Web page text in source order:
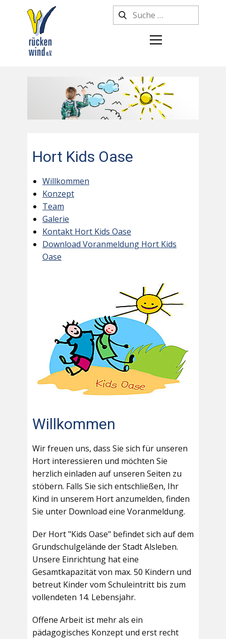
Hort Kids Oase
Willkommen
Konzept
Team
Galerie
Kontakt Hort Kids Oase
Download Voranmeldung Hort Kids
Oase
Willkommen
Wir freuen uns, dass Sie sich für unseren
Hort interessieren und möchten Sie
herzlich einladen auf unseren Seiten zu
stöbern. Falls Sie sich entschließen, Ihr
Kind in unserem Hort anzumelden, finden
Sie unter Download eine Voranmeldung.
Der Hort "Kids Oase" befindet sich auf dem
Grundschulgelände der Stadt Alsleben.
Unsere Einrichtung hat eine
Gesamtkapazität von max. 50 Kindern und
betreut Kinder vom Schuleintritt bis zum
vollendeten 14. Lebensjahr.
Offene Arbeit ist mehr als ein
pädagogisches Konzept und erst recht